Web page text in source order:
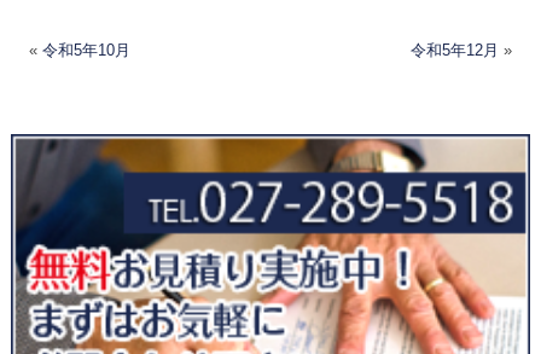
« 令和5年10月 令和5年12月 »